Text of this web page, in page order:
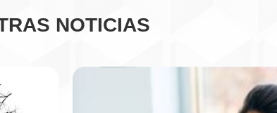
NOTICIAS